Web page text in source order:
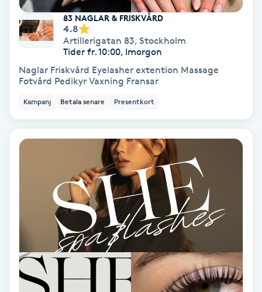
Gruppträning
Hatha Yoga
Headspa
Herrklippning
Hollywood Peel
83 NAGLAR & FRISKVÅRD
4.8
Artillerigatan 83, Stockholm
Tider fr. 10:00, Imorgon
Naglar Friskvård Eyelasher extention Massage
Fotvård Pedikyr Vaxning Fransar
Kampanj Betala senare Presentkort